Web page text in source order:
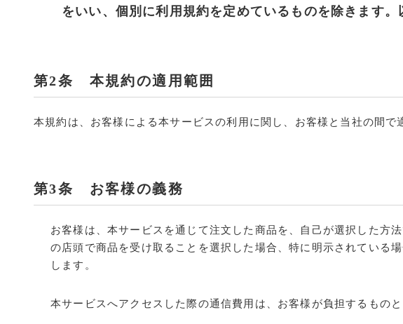
をいい、個別に利用規約を定めているものを除きます
第2条 本規約の適用範囲
本規約は、お客様による本サービスの利用に関し、お客様と当社の間で
第3条 お客様の義務
お客様は、本サービスを通じて注文した商品を、自己が選択した方
の店頭で商品を受け取ることを選択した場合、特に明示されている
します。
本サービスへアクセスした際の通信費用は、お客様が負担するものと